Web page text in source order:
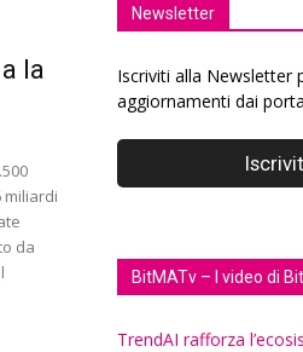
la
miliardi
da
Newsletter
Iscriviti alla Newsletter
aggiornamenti dai
BitMATv – I video di
TrendAI rafforza